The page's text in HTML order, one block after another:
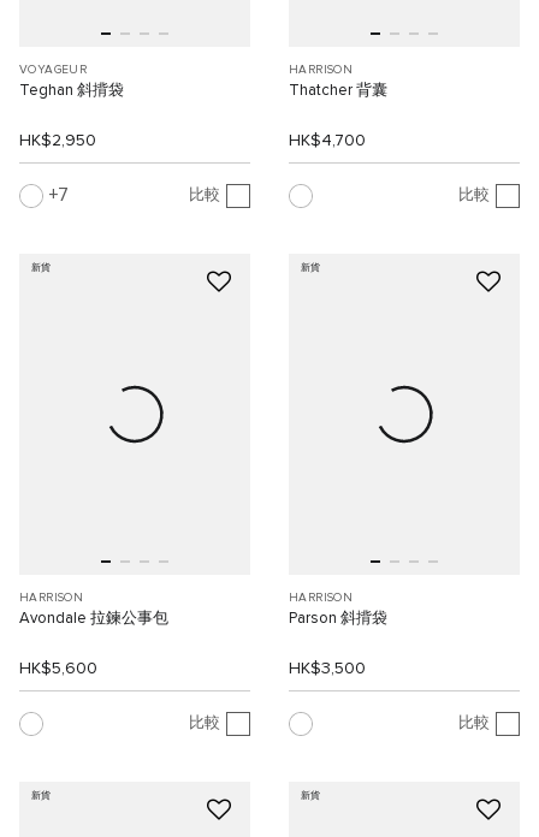
VOYAGEUR
Teghan 斜揹袋
HK$2,950
7 比較
HARRISON
Thatcher 背囊
HK$4,700
比較
新貨
HARRISON
Avondale 拉鍊公事包
HK$5,600
比較
新貨
HARRISON
Parson 斜揹袋
HK$3,500
比較
新貨 新貨